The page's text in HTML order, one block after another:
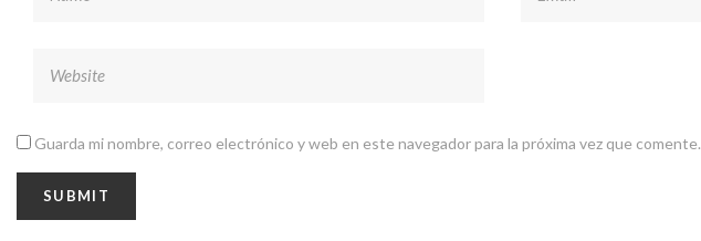
Guarda mi nombre, correo electrónico y web en este navegador para la próxima vez que comente.